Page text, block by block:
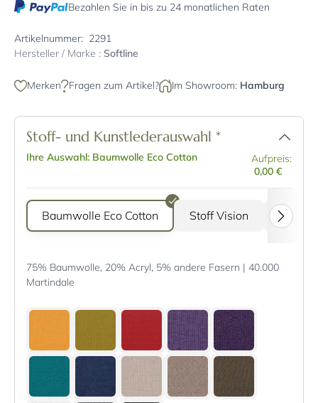
Bezahlen Sie in bis zu 24 monatlichen Raten
Artikelnummer: 2291
Hersteller / Marke : Softline
Merken Fragen zum Artikel? Im Showroom: Hamburg
Stoff- und Kunstlederauswahl *
Ihre Auswahl: Baumwolle Eco Cotton
Aufpreis:
0,00 €
Baumwolle Eco Cotton Stoff Vision Stoff
75% Baumwolle, 20% Acryl, 5% andere Fasern | 40.000
Martindale